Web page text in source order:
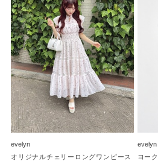
evelyn
オリジナルチェリーロングワンピース
evelyn
ヨー